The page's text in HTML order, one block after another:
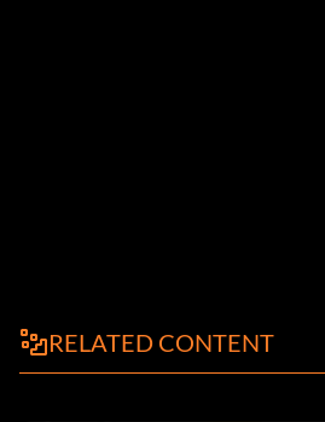
RELATED CONTENT